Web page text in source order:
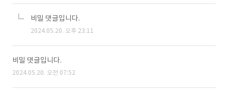
비밀 댓글입니다.
2024.05.20. 오후 23:11
비밀 댓글입니다.
2024.05.20. 오전 07:52